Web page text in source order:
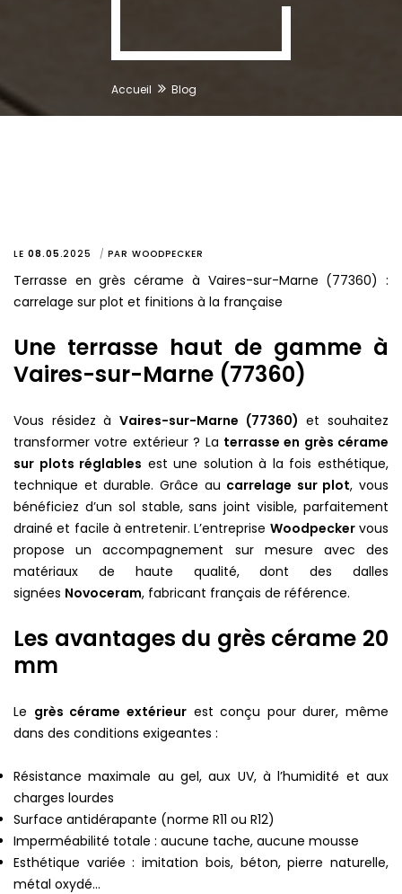
Accueil Blog
LE 08.05 .2025 PAR WOODPECKER
Terrasse en grès cérame à Vaires-sur-Marne (77360) :
carrelage sur plot et finitions à la française
Une terrasse haut de gamme à
Vaires-sur-Marne (77360)
Vous résidez à Vaires-sur-Marne (77360) et souhaitez
transformer votre extérieur ? La terrasse en grès cérame
sur plots réglables est une solution à la fois esthétique,
technique et durable. Grâce au carrelage sur plot, vous
bénéficiez d’un sol stable, sans joint visible, parfaitement
drainé et facile à entretenir. L’entreprise Woodpeckervous
propose un accompagnement sur mesure avec des
matériaux de haute qualité, dont des dalles
signées Novoceram, fabricant français de référence.
Les avantages du grès cérame 20
mm
Le grès cérame extérieurest conçu pour durer, même
dans des conditions exigeantes :
Résistance maximale au gel, aux UV, à l’humidité et aux
charges lourdes
Surface antidérapante (norme R11 ou R12)
Imperméabilité totale : aucune tache, aucune mousse
Esthétique variée : imitation bois, béton, pierre naturelle,
métal oxydé…